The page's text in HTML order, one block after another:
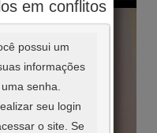
em conflitos
possui um
informações
senha.
seu login
o site. Se